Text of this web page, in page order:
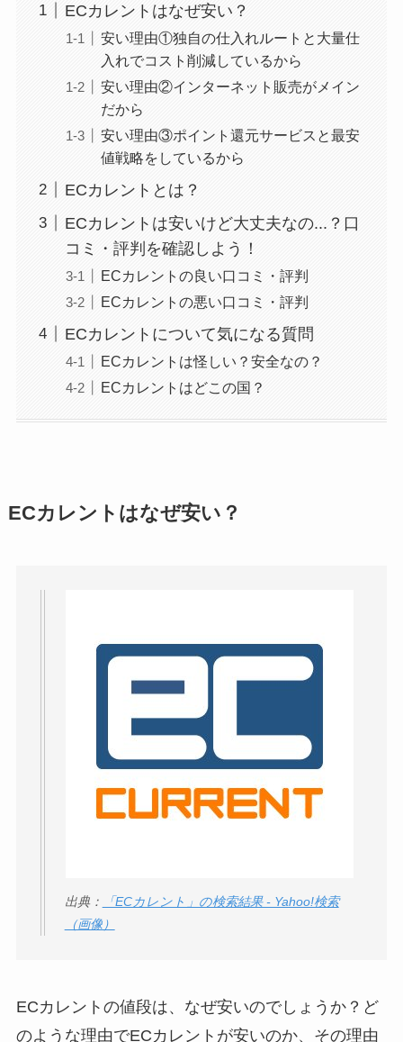
ECカレントはなぜ安い？
安い理由①独自の仕入れルートと大量仕
入れでコスト削減しているから
安い理由②インターネット販売がメイン
だから
安い理由③ポイント還元サービスと最安
値戦略をしているから
ECカレントとは？
ECカレントは安いけど大丈夫なの...？口
コミ・評判を確認しよう！
ECカレントの良い口コミ・評判
ECカレントの悪い口コミ・評判
ECカレントについて気になる質問
ECカレントは怪しい？安全なの？
ECカレントはどこの国？
ECカレントはなぜ安い？
出典：
「ECカレント」の検索結果 - Yahoo!検索
（画像）
ECカレントの値段は、なぜ安いのでしょうか？ど
のような理由でECカレントが安いのか、その理由